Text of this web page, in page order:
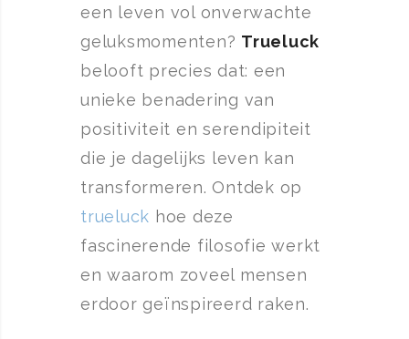
een leven vol onverwachte
geluksmomenten? Trueluck
belooft precies dat: een
unieke benadering van
positiviteit en serendipiteit
die je dagelijks leven kan
transformeren. Ontdek op
trueluck hoe deze
fascinerende filosofie werkt
en waarom zoveel mensen
erdoor geïnspireerd raken.